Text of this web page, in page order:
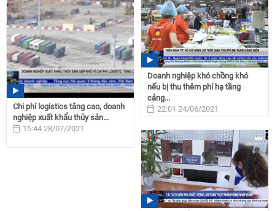
Chi phí logistics tăng cao, doanh
nghiệp xuất khẩu thủy sản...
15:44 28/07/2021
Doanh nghiệp khó chồng khó
nếu bị thu thêm phí hạ tầng
cảng...
22:01 24/06/2021